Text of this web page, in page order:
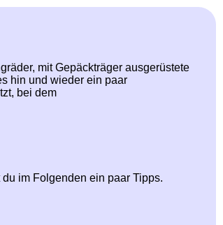
mit Gepäckträger ausgerüstete
hin und wieder ein paar
bei dem
im Folgenden ein paar Tipps.